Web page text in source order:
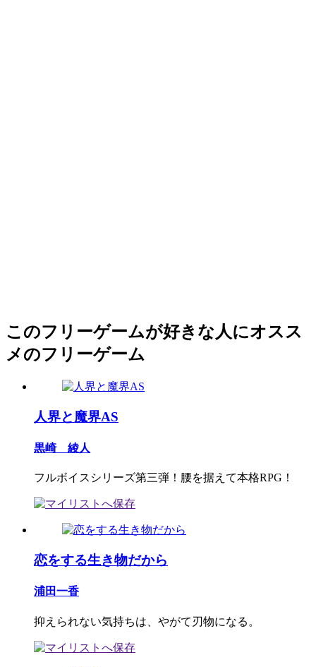
このフリーゲームが好きな人にオスス
メのフリーゲーム
人界と魔界AS
黒崎 綾人
フルボイスシリーズ第三弾！腰を据えて本格RPG！
恋をする生き物だから
浦田一香
抑えられない気持ちは、やがて刃物になる。